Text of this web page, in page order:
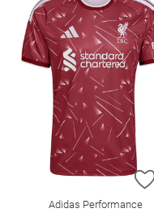
Adidas Performance